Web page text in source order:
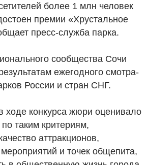
более 1 млн человек
премии «Хрустальное
пресс-служба парка.
сообщества Сочи
ежегодного смотра-
России и стран СНГ.
ходе конкурса жюри оценивало
таким критериям,
аттракционов,
и точек общепита,